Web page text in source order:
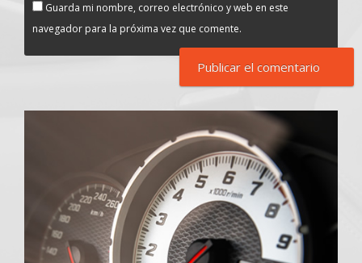
Guarda mi nombre, correo electrónico y web en este
navegador para la próxima vez que comente.